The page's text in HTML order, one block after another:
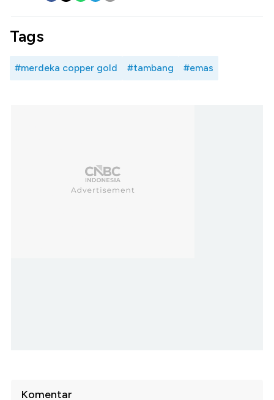
Tags
#merdeka copper gold #tambang #emas
Komentar